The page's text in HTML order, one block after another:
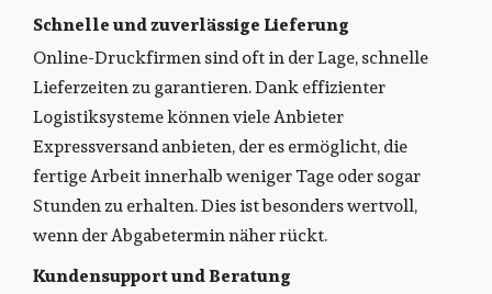
Schnelle und zuverlässige Lieferung
Online-Druckfirmen sind oft in der Lage, schnelle
Lieferzeiten zu garantieren. Dank effizienter
Logistiksysteme können viele Anbieter
Expressversand anbieten, der es ermöglicht, die
fertige Arbeit innerhalb weniger Tage oder sogar
Stunden zu erhalten. Dies ist besonders wertvoll,
wenn der Abgabetermin näher rückt.
Kundensupport und Beratung